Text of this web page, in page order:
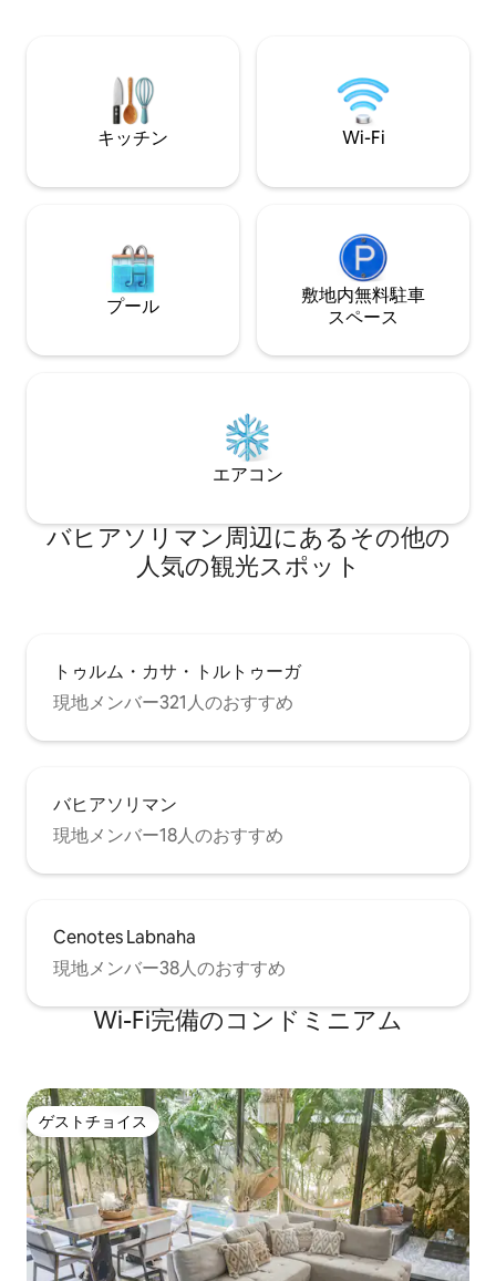
Unforgettable moments await in refined
キッチン Wi-Fi
プール
敷地内無料駐⁠車
ス⁠ペ⁠ー⁠ス
エアコン
バヒアソリマン⁠周⁠辺⁠に⁠あ⁠るそ⁠の⁠他⁠の
人⁠気⁠の観⁠光⁠ス⁠ポ⁠ッ⁠ト
トゥルム・カサ・トルトゥーガ
現地メンバー321人のおすすめ
バヒアソリマン
現地メンバー18人のおすすめ
Cenotes Labnaha
現地メンバー38人のおすすめ
Wi-Fi完備のコンドミニアム
ゲストチョイス
ゲストチョイス